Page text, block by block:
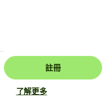
註冊
了解更多